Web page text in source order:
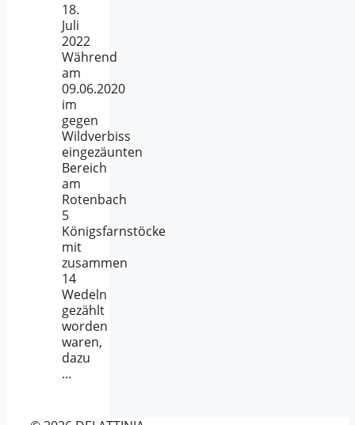
18.
Juli
2022
Während
am
09.06.2020
im
gegen
Wildverbiss
eingezäunten
Bereich
am
Rotenbach
5
Königsfarnstöcke
mit
zusammen
14
Wedeln
gezählt
worden
waren,
dazu
…